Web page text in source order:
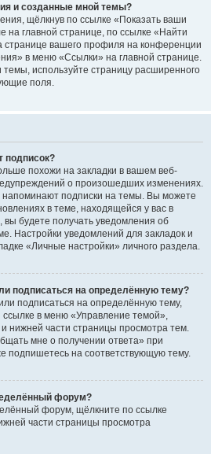
и созданные мной темы?
щёлкнув по ссылке «Показать ваши
на главной странице, по ссылке «Найти
странице вашего профиля на конференции
в меню «Ссылки» на главной странице.
используйте страницу расширенного
поля.
подписок?
похожи на закладки в вашем веб-
о произошедших изменениях.
напоминают подписки на темы. Вы можете
в теме, находящейся у вас в
вы будете получать уведомления об
Настройки уведомлений для закладок и
«Личные настройки» личного раздела.
подписаться на определённую тему?
подписаться на определённую тему,
в меню «Управление темой»,
нижней части страницы просмотра тем.
мне о получении ответа» при
подпишетесь на соответствующую тему.
форум?
форум, щёлкните по ссылке
части страницы просмотра